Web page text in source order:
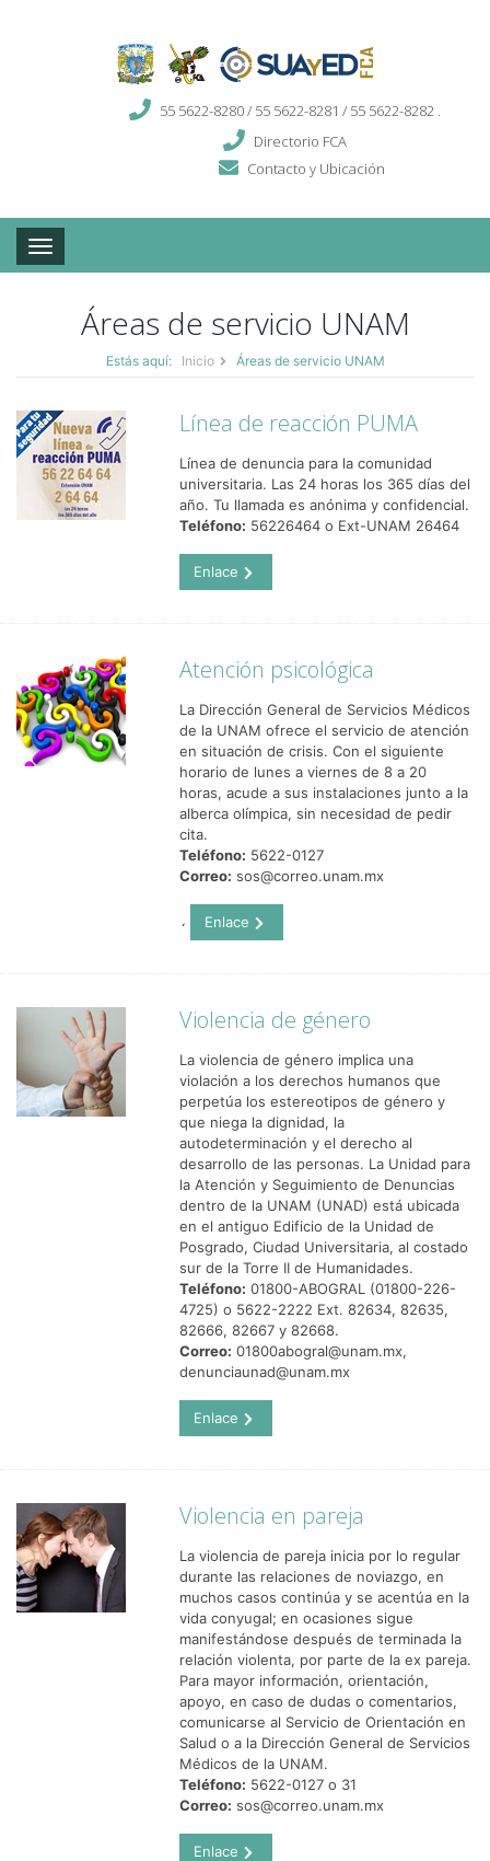
55 5622-8280 / 55 5622-8281 / 55 5622-8282 .
Directorio FCA
Contacto y Ubicación
Toggle navigation
Áreas de servicio UNAM
Estás aquí: Inicio Áreas de servicio UNAM
Línea de reacción PUMA
Línea de denuncia para la comunidad
universitaria. Las 24 horas los 365 días del
año. Tu llamada es anónima y confidencial.
Teléfono: 56226464 o Ext-UNAM 26464
Enlace
Atención psicológica
La Dirección General de Servicios Médicos
de la UNAM ofrece el servicio de atención
en situación de crisis. Con el siguiente
horario de lunes a viernes de 8 a 20
horas, acude a sus instalaciones junto a la
alberca olímpica, sin necesidad de pedir
cita.
Teléfono: 5622-0127
Correo: sos@correo.unam.mx
´ Enlace
Violencia de género
La violencia de género implica una
violación a los derechos humanos que
perpetúa los estereotipos de género y
que niega la dignidad, la
autodeterminación y el derecho al
desarrollo de las personas. La Unidad para
la Atención y Seguimiento de Denuncias
dentro de la UNAM (UNAD) está ubicada
en el antiguo Edificio de la Unidad de
Posgrado, Ciudad Universitaria, al costado
sur de la Torre II de Humanidades.
Teléfono: 01800-ABOGRAL (01800-226-
4725) o 5622-2222 Ext. 82634, 82635,
82666, 82667 y 82668.
Correo: 01800abogral@unam.mx,
denunciaunad@unam.mx
Enlace
Violencia en pareja
La violencia de pareja inicia por lo regular
durante las relaciones de noviazgo, en
muchos casos continúa y se acentúa en la
vida conyugal; en ocasiones sigue
manifestándose después de terminada la
relación violenta, por parte de la ex pareja.
Para mayor información, orientación,
apoyo, en caso de dudas o comentarios,
comunicarse al Servicio de Orientación en
Salud o a la Dirección General de Servicios
Médicos de la UNAM.
Teléfono: 5622-0127 o 31
Correo: sos@correo.unam.mx
Enlace